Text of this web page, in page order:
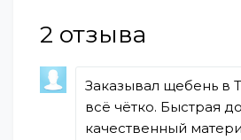
2 отзыва
Заказывал щебень в
всё чётко. Быстрая
качественный